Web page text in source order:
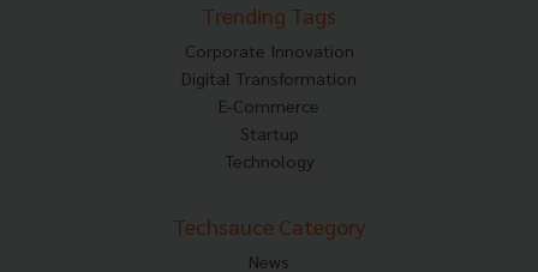
Trending Tags
Corporate Innovation
Digital Transformation
E-Commerce
Startup
Technology
Techsauce Category
News